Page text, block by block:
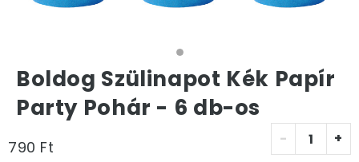
Boldog Szülinapot Kék Papír
Party Pohár - 6 db-os
790 Ft - +